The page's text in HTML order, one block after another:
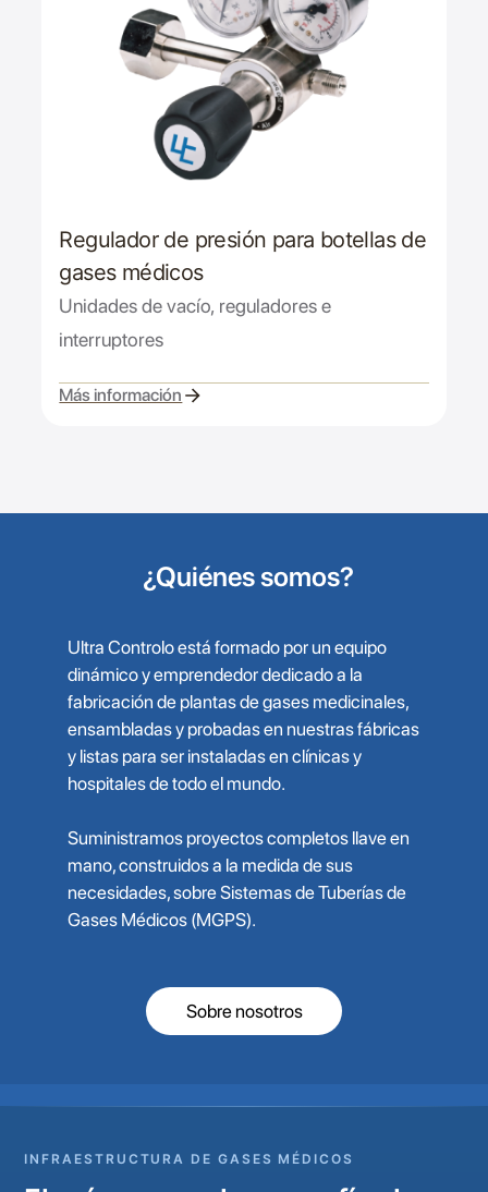
Regulador de presión para botellas de
gases médicos
Unidades de vacío, reguladores e
interruptores
Más información
¿Quiénes somos?
Ultra Controlo está formado por un equipo
dinámico y emprendedor dedicado a la
fabricación de plantas de gases medicinales,
ensambladas y probadas en nuestras fábricas
y listas para ser instaladas en clínicas y
hospitales de todo el mundo.
Suministramos proyectos completos llave en
mano, construidos a la medida de sus
necesidades, sobre Sistemas de Tuberías de
Gases Médicos (MGPS).
Sobre nosotros
INFRAESTRUCTURA DE GASES MÉDICOS